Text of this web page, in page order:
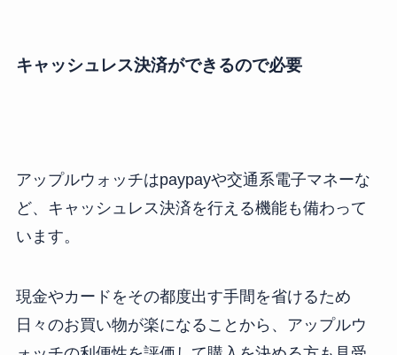
キャッシュレス決済ができるので必要
アップルウォッチはpaypayや交通系電子マネーな
ど、キャッシュレス決済を行える機能も備わって
います。
現金やカードをその都度出す手間を省けるため
日々のお買い物が楽になることから、アップルウ